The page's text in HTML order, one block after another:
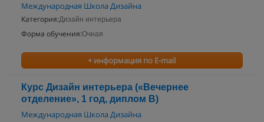
Международная Школа Дизайна
Категория:Дизайн интерьера
Форма обучения:Очная
+ информация по E-mail
Курс Дизайн интерьера («Вечернее
отделение», 1 год, диплом B)
Международная Школа Дизайна